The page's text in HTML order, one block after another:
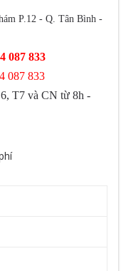
P.12 - Q. Tân Bình -
087 833
087 833
T7 và CN từ 8h -